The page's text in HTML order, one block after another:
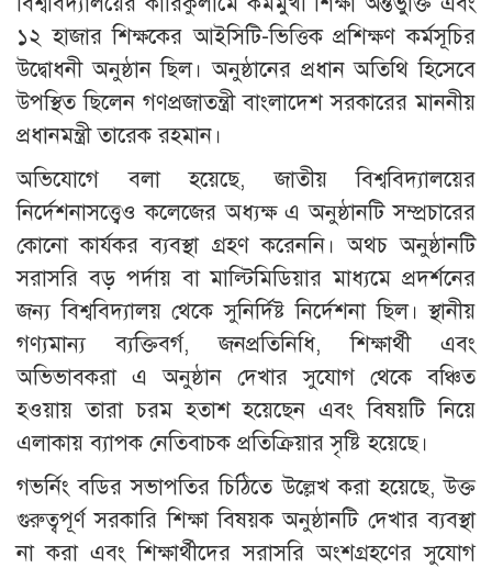
১২ হাজার শিক্ষকের আইসিটি-ভিত্তিক প্রশিক্ষণ কর্মসূচির
উদ্বোধনী অনুষ্ঠান ছিল। অনুষ্ঠানের প্রধান অতিথি হিসেবে
উপস্থিত ছিলেন গণপ্রজাতন্ত্রী বাংলাদেশ সরকারের মাননীয়
প্রধানমন্ত্রী তারেক রহমান।
​অভিযোগে বলা হয়েছে, জাতীয় বিশ্ববিদ্যালয়ের
নির্দেশনাসত্ত্বেও কলেজের অধ্যক্ষ এ অনুষ্ঠানটি সম্প্রচারের
কোনো কার্যকর ব্যবস্থা গ্রহণ করেননি। অথচ অনুষ্ঠানটি
সরাসরি বড় পর্দায় বা মাল্টিমিডিয়ার মাধ্যমে প্রদর্শনের
জন্য বিশ্ববিদ্যালয় থেকে সুনির্দিষ্ট নির্দেশনা ছিল। স্থানীয়
গণ্যমান্য ব্যক্তিবর্গ, জনপ্রতিনিধি, শিক্ষার্থী এবং
অভিভাবকরা এ অনুষ্ঠান দেখার সুযোগ থেকে বঞ্চিত
হওয়ায় তারা চরম হতাশ হয়েছেন এবং বিষয়টি নিয়ে
এলাকায় ব্যাপক নেতিবাচক প্রতিক্রিয়ার সৃষ্টি হয়েছে।
​গভর্নিং বডির সভাপতির চিঠিতে উল্লেখ করা হয়েছে, উক্ত
গুরুত্বপূর্ণ সরকারি শিক্ষা বিষয়ক অনুষ্ঠানটি দেখার ব্যবস্থা
না করা এবং শিক্ষার্থীদের সরাসরি অংশগ্রহণের সুযোগ